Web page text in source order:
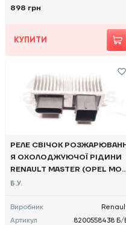
898 грн
КУПИТИ
РЕЛЕ СВІЧОК
Я ОХОЛОДЖУЮЧОЇ РІДИНИ
RENAULT MASTER (OPEL MOV
ANO, NISSAN NV400) 2010 -,
Б.У.
Виробник
Артикул
8200558438 Б/